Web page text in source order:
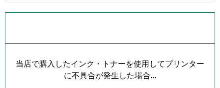
当店で購入したインク・トナーを使用してプリンター
に不具合が発生した場合...